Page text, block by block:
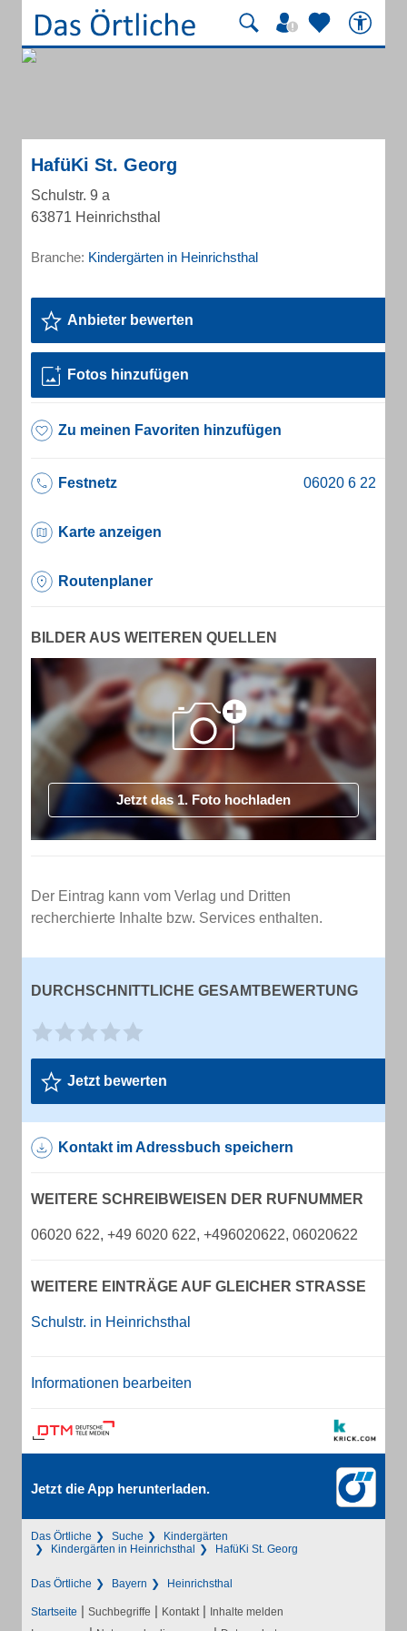
HafüKi St. Georg
Schulstr. 9 a
63871 Heinrichsthal
Branche: Kindergärten in Heinrichsthal
Anbieter bewerten
Fotos hinzufügen
Zu meinen Favoriten hinzufügen
Festnetz
Karte anzeigen
Routenplaner
BILDER AUS WEITEREN QUELLEN
Jetzt das 1. Foto hochladen
Der Eintrag kann vom Verlag und Dritten
recherchierte Inhalte bzw. Services enthalten.
DURCHSCHNITTLICHE GESAMTBEWERTUNG
Jetzt bewerten
Kontakt im Adressbuch speichern
WEITERE SCHREIBWEISEN DER RUFNUMMER
06020 622, +49 6020 622, +496020622, 06020622
WEITERE EINTRÄGE AUF GLEICHER STRASSE
Schulstr. in Heinrichsthal
Informationen bearbeiten
Jetzt die App herunterladen.
Das Örtliche Suche
Kindergärten
Kindergärten in Heinrichsthal
HafüKi St. Georg
Das Örtliche Bayern Heinrichsthal
Startseite | Suchbegriffe | Kontakt | Inhalte melden